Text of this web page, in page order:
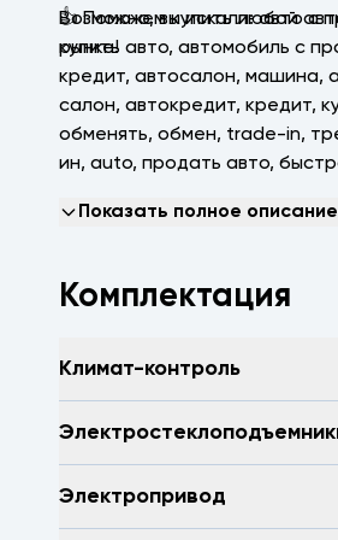
👍 Поможем купить любой
рынке!
Возможно, вы искали: авто с
купить авто, автомобиль с
кредит, автосалон, машина,
салон, автокредит, кредит,
обменять, обмен, trаdе-in,
ин, аutо, продать авто,
пробегсервис, селект,
Показать полное описание
Комплектация
Климат-контроль
Электропривод